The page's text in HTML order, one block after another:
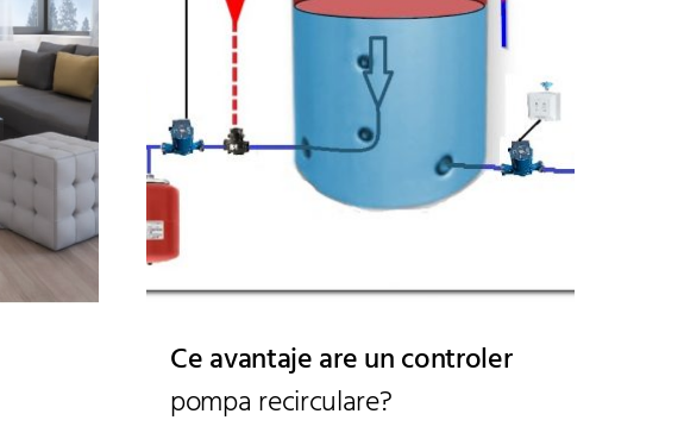
Ce avantaje are un controler
pompa recirculare?